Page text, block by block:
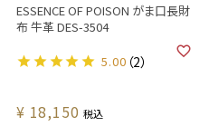
ESSENCE OF POISON がま口長財
布 牛革 DES-3504
¥ 18,150 税込
5.00 （2）